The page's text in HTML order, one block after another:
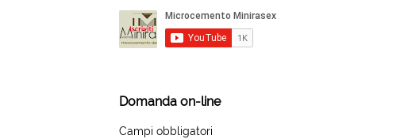
Domanda on-line
Campi obbligatori